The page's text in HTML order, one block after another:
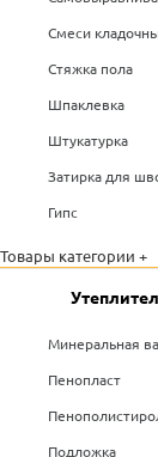
Смеси
Стяжка пола
Шпаклевка
Штукатурка
Затирка для
Гипс
Товары категории +
Минеральная
Пенопласт
Подложка